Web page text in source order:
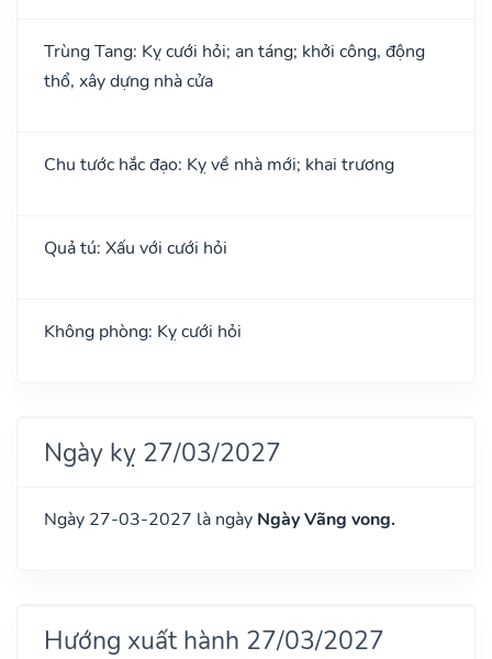
Trùng Tang: Kỵ cưới hỏi; an táng; khởi công, động
thổ, xây dựng nhà cửa
Chu tước hắc đạo: Kỵ về nhà mới; khai trương
Quả tú: Xấu với cưới hỏi
Không phòng: Kỵ cưới hỏi
Ngày kỵ 27/03/2027
Ngày 27-03-2027 là ngày Ngày Vãng vong.
Hướng xuất hành 27/03/2027